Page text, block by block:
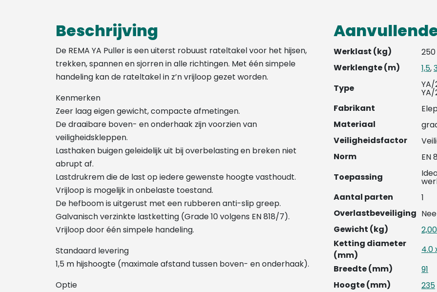
Beschrijving
De REMA YA Puller is een uiterst robuust rateltakel voor het hijsen,
trekken, spannen en sjorren in alle richtingen. Met één simpele
handeling kan de rateltakel in z’n vrijloop gezet worden.
Kenmerken
Zeer laag eigen gewicht, compacte afmetingen.
De draaibare boven- en onderhaak zijn voorzien van
veiligheidskleppen.
Lasthaken buigen geleidelijk uit bij overbelasting en breken niet
abrupt af.
Lastdrukrem die de last op iedere gewenste hoogte vasthoudt.
Vrijloop is mogelijk in onbelaste toestand.
De hefboom is uitgerust met een rubberen anti-slip greep.
Galvanisch verzinkte lastketting (Grade 10 volgens EN 818/7).
Vrijloop door één simpele handeling.
Standaard levering
1,5 m hijshoogte (maximale afstand tussen boven- en onderhaak).
Optie
Werklast (kg)
250
Werklengte (m)
1,5,
Type
YA/
Fabrikant
Materiaal
Veiligheidsfactor
Norm
EN
Toepassing
Aantal parten
1
Overlastbeveiliging Nee
Gewicht (kg)
2,00
Ketting diameter
(mm)
4.0
Breedte (mm)
91
Hoogte (mm)
235